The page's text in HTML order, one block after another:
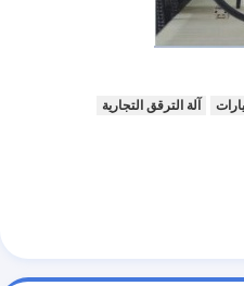
آلة الترقق التجارية